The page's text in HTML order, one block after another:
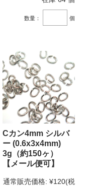
数量： 個
Cカン4mm シルバ
ー (0.6x3x4mm)
3g（約150ヶ）
【メール便可】
通常販売価格: ¥120(税